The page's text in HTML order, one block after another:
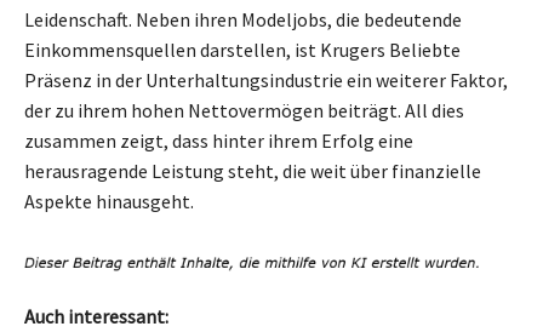
Leidenschaft. Neben ihren Modeljobs, die bedeutende
Einkommensquellen darstellen, ist Krugers Beliebte
Präsenz in der Unterhaltungsindustrie ein weiterer Faktor,
der zu ihrem hohen Nettovermögen beiträgt. All dies
zusammen zeigt, dass hinter ihrem Erfolg eine
herausragende Leistung steht, die weit über finanzielle
Aspekte hinausgeht.
Auch interessant: